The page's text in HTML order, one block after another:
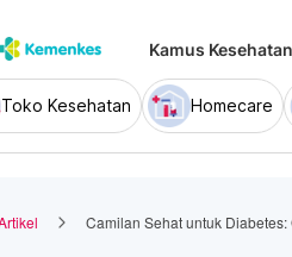
Kamus
Toko Kesehatan Homecare
Camilan Sehat untuk